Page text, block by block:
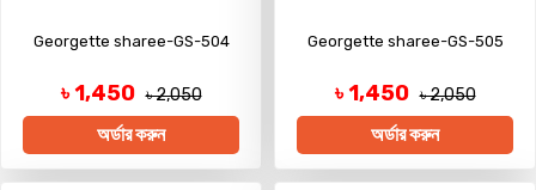
Georgette sharee-GS-504
৳ 1,450 ৳ 2,050
অর্ডার করুন
Georgette sharee-GS-505
৳ 1,450 ৳ 2,050
অর্ডার করুন